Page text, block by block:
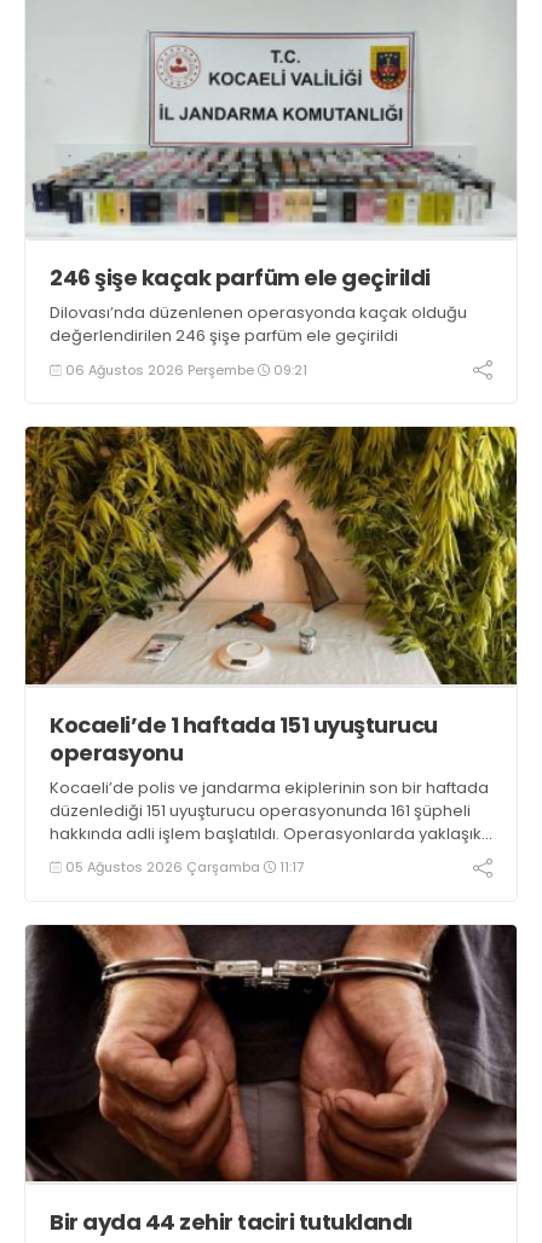
246 şişe kaçak parfüm ele geçirildi
Dilovası’nda düzenlenen operasyonda kaçak olduğu
değerlendirilen 246 şişe parfüm ele geçirildi
06 Ağustos 2026 Perşembe 09:21
Kocaeli’de 1 haftada 151 uyuşturucu
operasyonu
Kocaeli’de polis ve jandarma ekiplerinin son bir haftada
düzenlediği 151 uyuşturucu operasyonunda 161 şüpheli
hakkında adli işlem başlatıldı. Operasyonlarda yaklaşık
2 kilogram uyuşturucu madde ile 121 kök kenevir bitkisi
ele geçirilirken, 9 şüpheli tutuklandı
05 Ağustos 2026 Çarşamba 11:17
Bir ayda 44 zehir taciri tutuklandı